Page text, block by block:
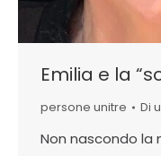
Emilia e la
persone unitre Di
Non nascondo la